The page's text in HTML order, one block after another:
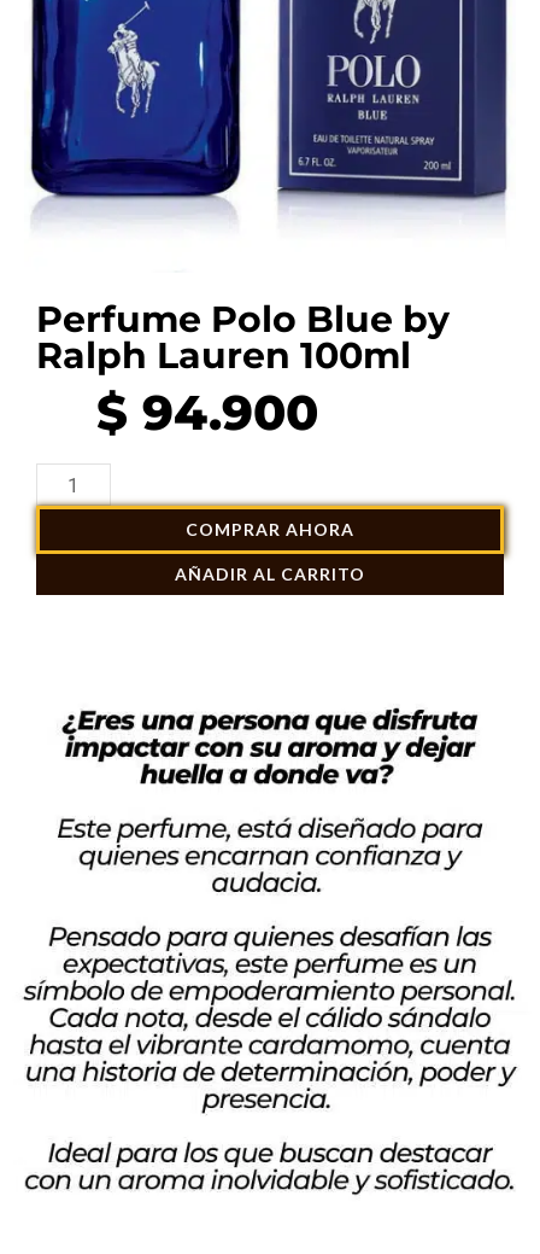
Perfume Polo Blue by
Ralph Lauren 100ml
$ 94.900
Perfume
Blue
by
100ml
cantidad
COMPRAR AHORA
AÑADIR AL CARRITO